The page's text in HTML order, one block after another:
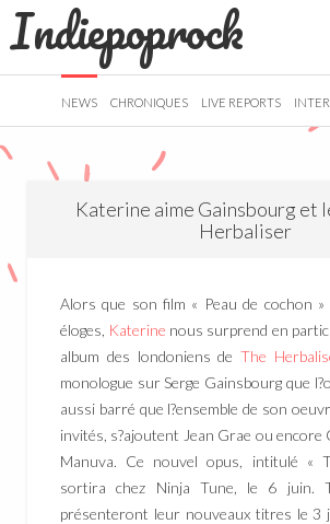
Indiepoprock
NEWS CHRONIQUES LIVE REPORTS
Katerine aime Gainsbourg et
Herbaliser
Alors que son film « Peau de cochon
éloges, Katerine nous surprend en
album des londoniens deThe
monologue sur Serge Gainsbourg que
aussi barré que l?ensemble de son
invités, s?ajoutent Jean Grae ou encore
Manuva. Ce nouvel opus, intitulé «
sortira chez Ninja Tune, le 6 juin.
présenteront leur nouveaux titres le 3